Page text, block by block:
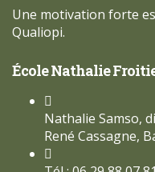
Une motivation forte
Qualiopi.
École Nathalie
Nathalie Samso,
René Cassagne,